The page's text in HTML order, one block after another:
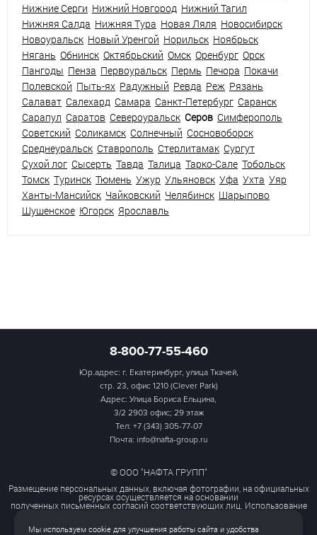
Нижние Серги Нижний Новгород Нижний Тагил
Нижняя Салда Нижняя Тура Новая Ляля Новосибирск
Новоуральск Новый Уренгой Норильск Ноябрьск
Нягань Обнинск Октябрьский Омск Оренбург Орск
Пангоды Пенза Первоуральск Пермь Печора Покачи
Полевской Пыть-ях Радужный Ревда Реж Рязань
Салават Салехард Самара Санкт-Петербург Саранск
Сарапул Саратов Североуральск Серов Симферополь
Советский Соликамск Солнечный Сосновоборск
Среднеуральск Ставрополь Стерлитамак Сургут
Сухой лог Сысерть Тавда Талица Тарко-Сале Тобольск
Томск Туринск Тюмень Ужур Ульяновск Уфа Ухта Уяр
Ханты-Мансийск Чайковский Челябинск Шарыпово
Шушенское Югорск Ярославль
8-800-77-55-460
Юр.адрес: г. Екатеринбург, улица Ткачей,
стр. 23, офис 1210 (Clever Park)
Адрес: Улица Бориса Ельцина,
3/2 2903 офис; 29 этаж
Тел: +7 (343) 305-77-07
Почта: info@nafta-group.ru
© ООО "НАФТА ГРУПП"
Размещение персональных данных, включая фотографии, на официальных
ресурсах осуществляется на основании
полученных письменных согласий соответствующих лиц. Использование
этих материалов третьими лицами
Мы используем cookie для улучшения работы сайта и удобства